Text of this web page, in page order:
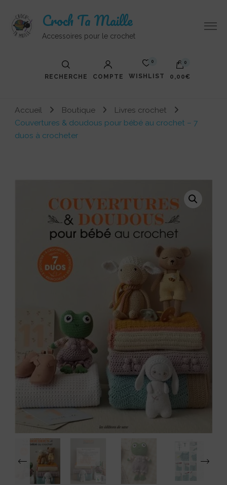
Croch Ta Maille
Accessoires pour le crochet
RECHERCHE COMPTE
0
WISHLIST
0
0,00€
Votre panier est vide.
Accueil Boutique
Livres crochet
Couvertures & doudous pour bébé au crochet – 7
duos à crocheter